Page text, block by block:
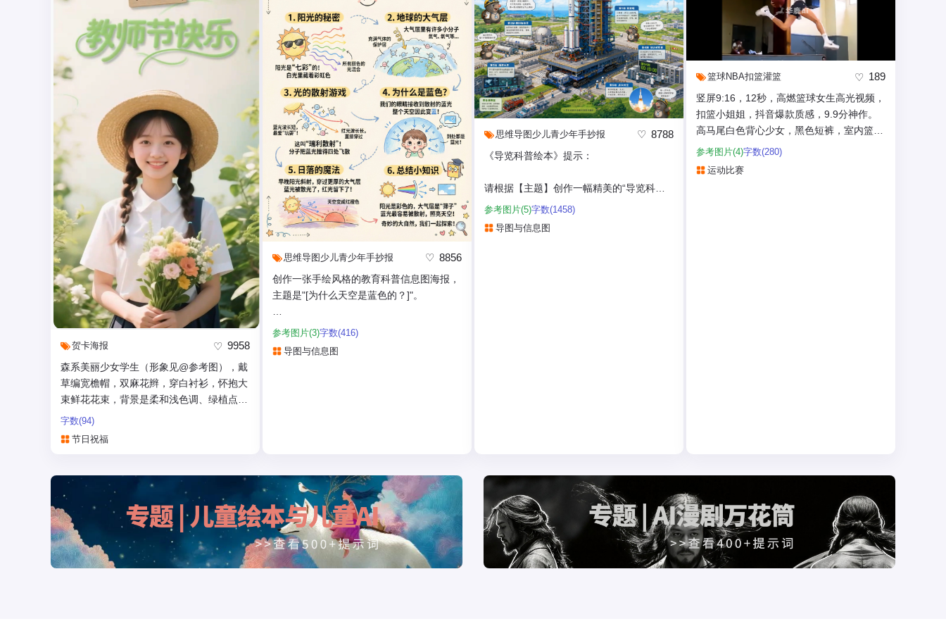
贺卡海报 9958
森系美丽少女学生（形象见@参考图），戴
草编宽檐帽，双麻花辫，穿白衬衫，怀抱大
束鲜花花束，背景是柔和浅色调、绿植点
缀，呈现清新治愈、...
字数(94)
节日祝福
思维导图 少儿青少年手抄报 8856
创作一张手绘风格的教育科普信息图海报，
主题是"[为什么天空是蓝色的？]"。
版面要求：
参考图片(3)字数(416)
导图与信息图
思维导图 少儿青少年手抄报 8788
《导览科普绘本》提示：
请根据【主题】创作一幅精美的“导览科普
绘本”风格插画。
参考图片(5)字数(1458)
导图与信息图
篮球NBA扣篮灌篮 189
竖屏9:16，12秒，高燃篮球女生高光视频，
扣篮小姐姐，抖音爆款质感，9.9分神作。
高马尾白色背心少女，黑色短裤，室内篮球
场，自然光侧逆光...
参考图片(4)字数(280)
运动比赛